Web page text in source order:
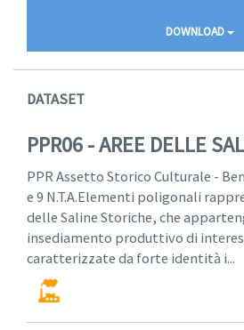
DOWNLOAD
DATASET
PPR06 - AREE DELLE
PPR Assetto Storico Culturale -
e 9 N.T.A.Elementi poligonali
delle Saline Storiche, che
insediamento produttivo di
caratterizzate da forte identità i...